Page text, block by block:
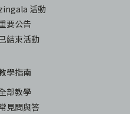
活動
要公告
結束活動
學指南
部教學
見問與答